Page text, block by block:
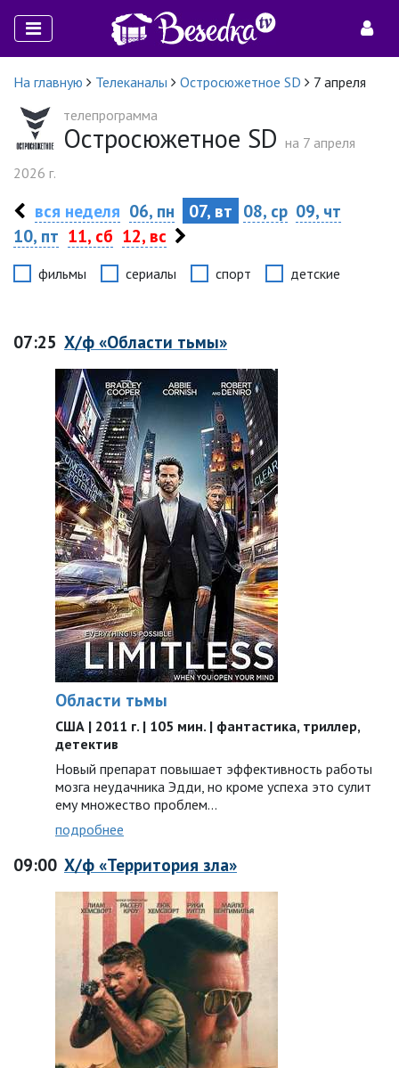
На главную Телеканалы Остросюжетное SD
7 апреля
телепрограмма
Остросюжетное SD на 7 апреля
2026 г.
вся неделя 06, пн 07, вт 08, ср 09, чт
10, пт 11, сб 12, вс
фильмы сериалы спорт детские
07:25 Х/ф «Области тьмы»
Области тьмы
США | 2011 г. | 105 мин. | фантастика, триллер,
детектив
Новый препарат повышает эффективность работы
мозга неудачника Эдди, но кроме успеха это сулит
ему множество проблем…
подробнее
09:00 Х/ф «Территория зла»